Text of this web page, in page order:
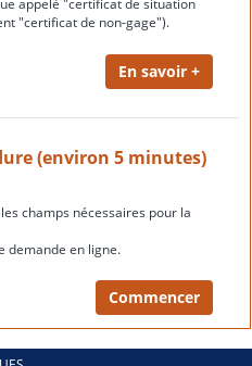
appelé "certificat de situation
"certificat de non-gage").
(environ 5 minutes)
champs nécessaires pour la
demande en ligne.